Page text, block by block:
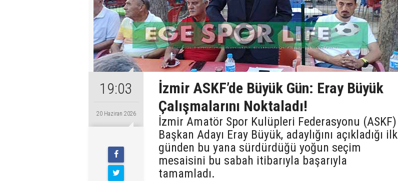
19:03
20 Haziran 2026
İzmir ASKF’de Büyük Gün: Eray Büyük
Çalışmalarını Noktaladı!
İzmir Amatör Spor Kulüpleri Federasyonu (ASKF)
Başkan Adayı Eray Büyük, adaylığını açıkladığı ilk
günden bu yana sürdürdüğü yoğun seçim
mesaisini bu sabah itibarıyla başarıyla
tamamladı.